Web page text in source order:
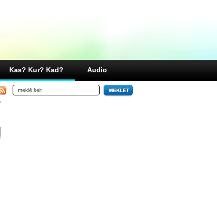
Kas? Kur? Kad? Audio